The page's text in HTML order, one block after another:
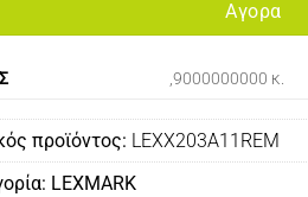
Αγορα
,9000000000 κ.
προϊόντος: LEXX203A11REM
LEXMARK